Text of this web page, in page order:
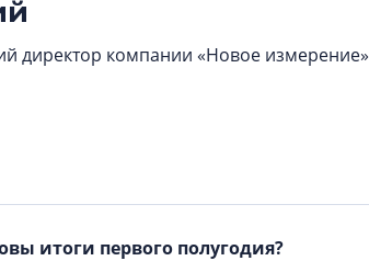
директор компании «Новое измерение»
итоги первого полугодия?